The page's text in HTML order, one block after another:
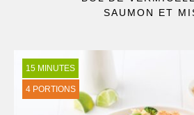
SAUMON ET
15 MINUTES
4 PORTIONS